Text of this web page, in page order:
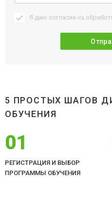
Я даю согласие на
5 ПРОСТЫХ ШАГОВ
ОБУЧЕНИЯ
01
РЕГИСТРАЦИЯ И ВЫБОР
ПРОГРАММЫ ОБУЧЕНИЯ